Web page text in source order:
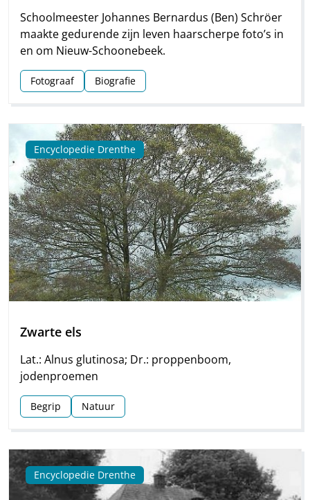
Schoolmeester Johannes Bernardus (Ben) Schröer
maakte gedurende zijn leven haarscherpe foto’s in
en om Nieuw-Schoonebeek.
Fotograaf Biografie
Encyclopedie Drenthe
Zwarte els
Lat.: Alnus glutinosa; Dr.: proppenboom,
jodenproemen
Begrip Natuur
Encyclopedie Drenthe